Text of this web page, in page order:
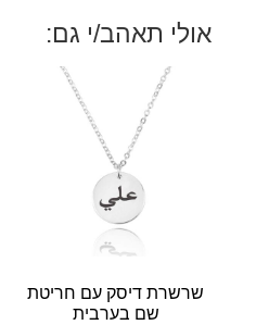
אולי תאהב/י גם:
שרשרת דיסק עם חריטת
שם בערבית